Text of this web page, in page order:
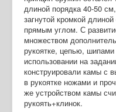
длиной порядка 40-50
загнутой кромкой
прямым углом. С
множеством
рукоятке, цепью,
использовании на
конструировали камы с
в рукоятке ножами и
же устройством камы
рукоять+клинок.